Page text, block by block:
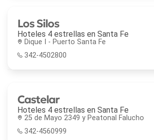
Los Silos
Hoteles 4 estrellas en Santa Fe
Dique I - Puerto Santa Fe
342-4502800
Castelar
Hoteles 4 estrellas en Santa Fe
25 de Mayo 2349 y Peatonal Falucho
342-4560999